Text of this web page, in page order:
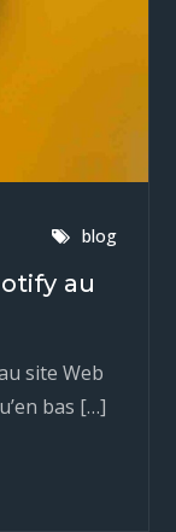
blog
au
site Web
bas […]